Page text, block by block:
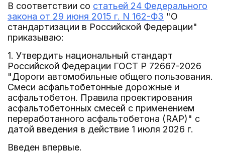
В соответствии со статьей 24 Федерального
закона от 29 июня 2015 г. N 162-ФЗ "О
стандартизации в Российской Федерации"
приказываю:
1. Утвердить национальный стандарт
Российской Федерации ГОСТ Р 72667-2026
"Дороги автомобильные общего пользования.
Смеси асфальтобетонные дорожные и
асфальтобетон. Правила проектирования
асфальтобетонных смесей с применением
переработанного асфальтобетона (RAP)" с
датой введения в действие 1 июля 2026 г.
Введен впервые.